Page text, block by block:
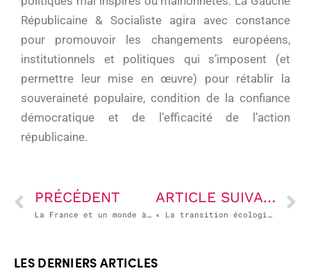
Républicaine & Socialiste agira avec constance
pour promouvoir les changements européens,
institutionnels et politiques qui s’imposent (et
permettre leur mise en œuvre) pour rétablir la
souveraineté populaire, condition de la confiance
démocratique et de l’efficacité de l’action
républicaine.
PRÉCÉDENT
La France et un monde à reconstruire
ARTICLE SUIVANT
« La transition écologique impose des choix cohérents au service d’un projet d’émancipation »
LES DERNIERS ARTICLES